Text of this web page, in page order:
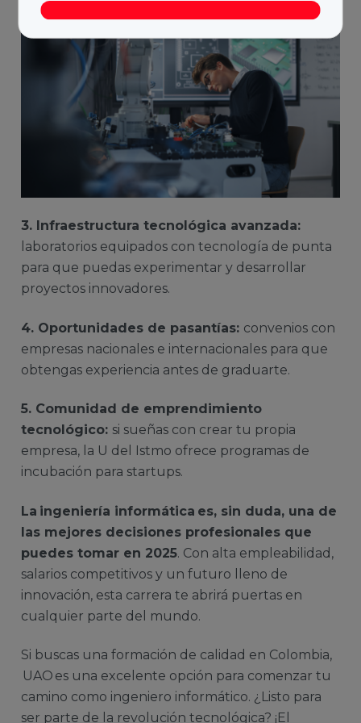
3. Infraestructura tecnológica avanzada:
laboratorios equipados con tecnología de punta
para que puedas experimentar y desarrollar
proyectos innovadores.
4. Oportunidades de pasantías: convenios con
empresas nacionales e internacionales para que
obtengas experiencia antes de graduarte.
5. Comunidad de emprendimiento
tecnológico: si sueñas con crear tu propia
empresa, la U del Istmo ofrece programas de
incubación para startups.
La ingeniería informática es, sin duda, una de
las mejores decisiones profesionales que
puedes tomar en 2025. Con alta empleabilidad,
salarios competitivos y un futuro lleno de
innovación, esta carrera te abrirá puertas en
cualquier parte del mundo.
Si buscas una formación de calidad en Colombia,
UAO es una excelente opción para comenzar tu
camino como ingeniero informático. ¿Listo para
ser parte de la revolución tecnológica? ¡El